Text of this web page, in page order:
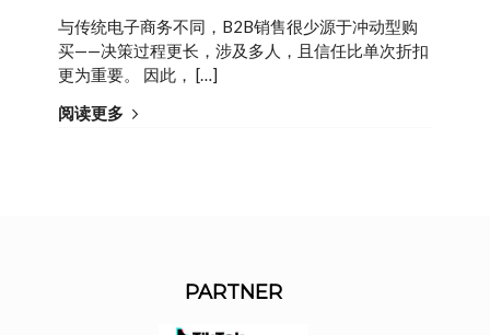
与传统电子商务不同，B2B销售很少源于冲动型购
买——决策过程更长，涉及多人，且信任比单次折扣
更为重要。 因此， […]
阅读更多
PARTNER